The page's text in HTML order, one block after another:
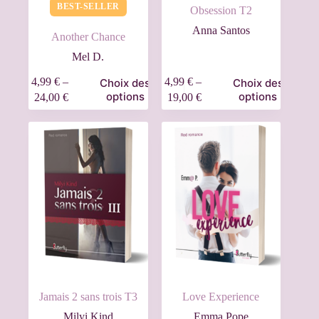
BEST-SELLER
Another Chance
Mel D.
4,99 €–
24,00 €
Choix des
options
Obsession T2
Anna Santos
4,99 €–
19,00 €
Choix des
options
Jamais 2 sans trois T3
Love Experience